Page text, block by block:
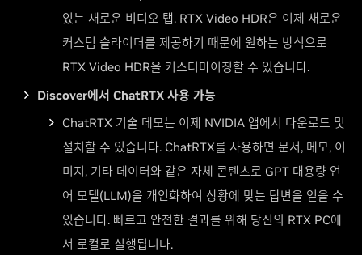
있는 새로운 비디오 탭. RTX Video HDR은 이제 새로운
커스텀 슬라이더를 제공하기 때문에 원하는 방식으로
RTX Video HDR을 커스터마이징할 수 있습니다.
Discover에서 ChatRTX 사용 가능
ChatRTX 기술 데모는 이제 NVIDIA 앱에서 다운로드 및
설치할 수 있습니다. ChatRTX를 사용하면 문서, 메모, 이
미지, 기타 데이터와 같은 자체 콘텐츠로 GPT 대용량 언
어 모델(LLM)을 개인화하여 상황에 맞는 답변을 얻을 수
있습니다. 빠르고 안전한 결과를 위해 당신의 RTX PC에
서 로컬로 실행됩니다.